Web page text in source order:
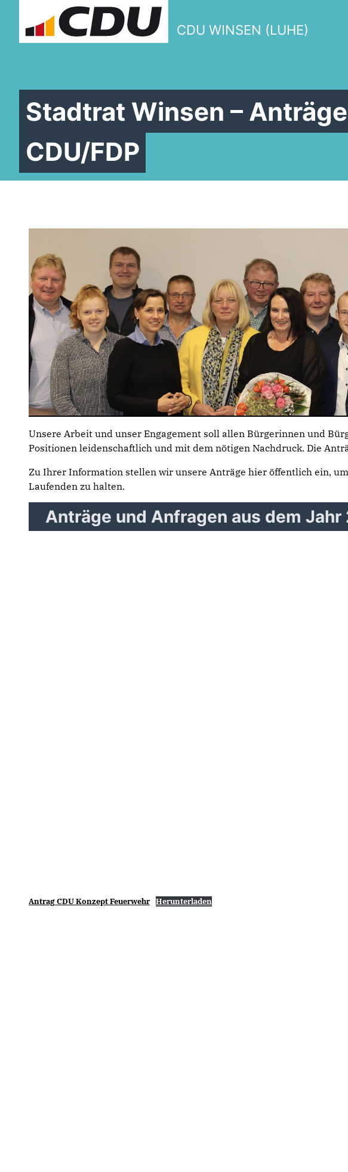
CDU WINSEN (LUHE)
Stadtrat Winsen –
CDU/FDP
Unsere Arbeit und unser Engagement soll allen Bürgerinnen und
Positionen leidenschaftlich und mit dem nötigen Nachdruck. Die
Zu Ihrer Information stellen wir unsere Anträge hier öffentlich ein,
Laufenden zu halten.
Anträge und Anfragen aus dem Jahr
Antrag CDU Konzept Feuerwehr Herunterladen